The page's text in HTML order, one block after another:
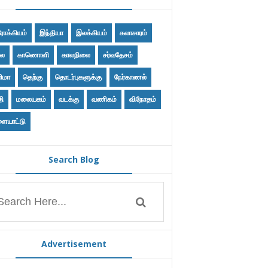
இந்தியா இலக்கியம் கலாசாரம்
காணொளி காலநிலை சர்வதேசம்
தெற்கு தொடர்புகளுக்கு நேர்காணல்
மலையகம் வடக்கு வணிகம் விநோதம்
Search Blog
Advertisement